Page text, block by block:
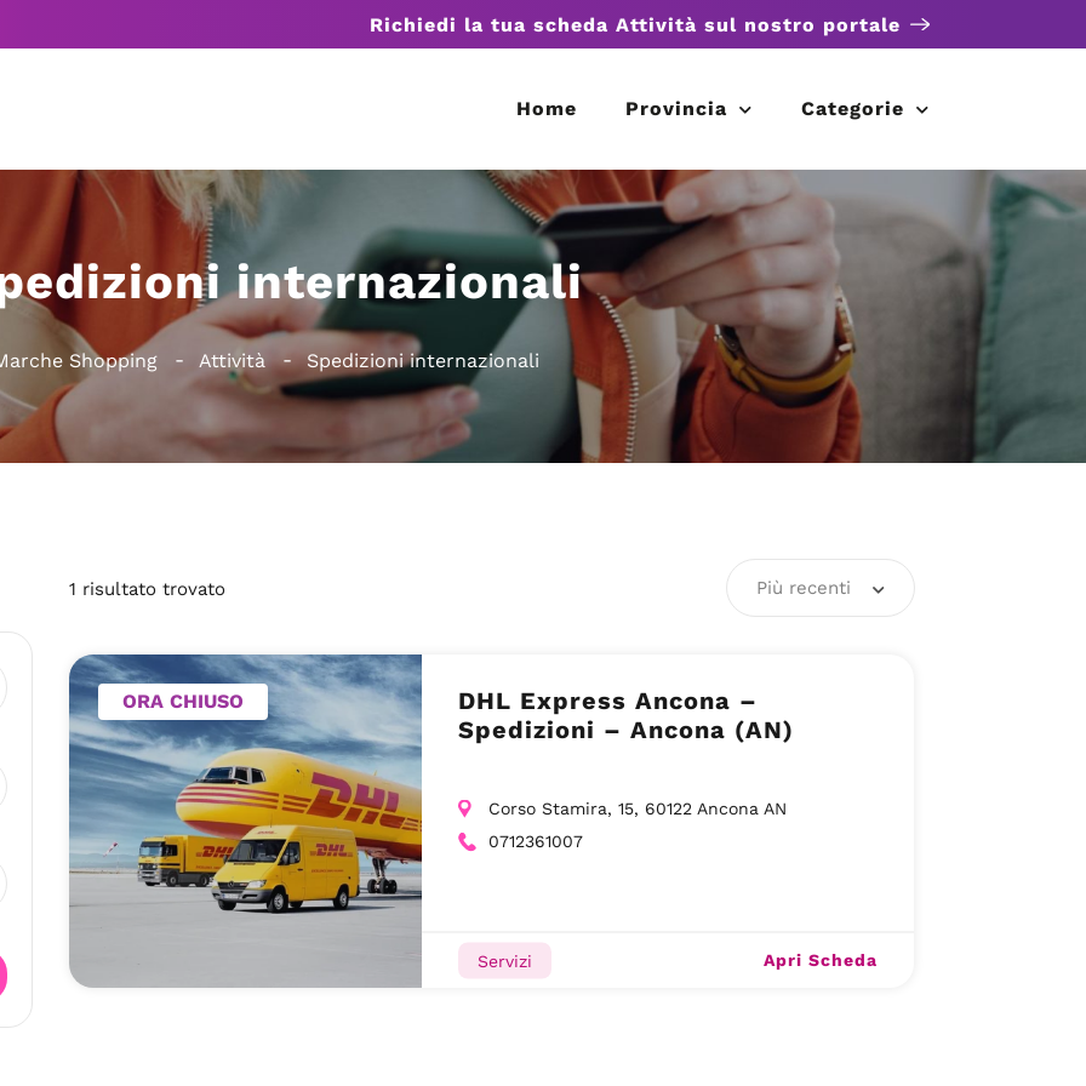
Richiedi la tua scheda Attività sul nostro portale
Home Provincia Categorie
internazionali
Shopping Attività Spedizioni internazionali
1 risultato trovato Più recenti
ORA CHIUSO
DHL Express Ancona –
Spedizioni – Ancona (AN)
Corso Stamira, 15, 60122 Ancona AN
0712361007
Servizi Apri Scheda